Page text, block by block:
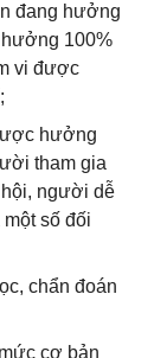
đang hưởng
100%
vi được
hưởng
tham gia
người dễ
số đối
chẩn đoán
cơ bản